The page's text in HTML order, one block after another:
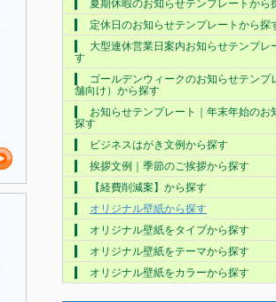
夏期休暇のお知らせテンプレートから
定休日のお知らせテンプレートから探
大型連休営業日案内お知らせテンプレ
す
ゴールデンウィークのお知らせテンプ
舗向け）から探す
お知らせテンプレート｜年末年始のお
探す
ビジネスはがき文例から探す
挨拶文例｜季節のご挨拶から探す
【経費削減案】から探す
オリジナル壁紙から探す
オリジナル壁紙をタイプから探す
オリジナル壁紙をテーマから探す
オリジナル壁紙をカラーから探す